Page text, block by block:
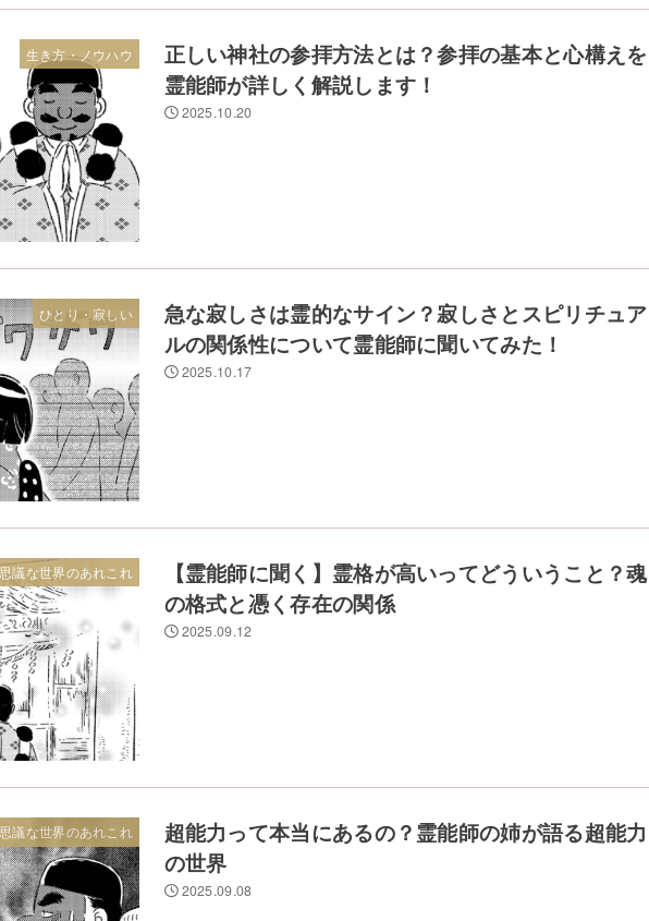
生き方・ノウハウ
正しい神社の参拝方法とは？参拝の基本と心構えを
霊能師が詳しく解説します！
2025.10.20
ひとり・寂しい
急な寂しさは霊的なサイン？寂しさとスピリチュア
ルの関係性について霊能師に聞いてみた！
2025.10.17
議な世界のあれこれ
【霊能師に聞く】霊格が高いってどういうこと？魂
の格式と憑く存在の関係
2025.09.12
議な世界のあれこれ
超能力って本当にあるの？霊能師の姉が語る超能力
の世界
2025.09.08